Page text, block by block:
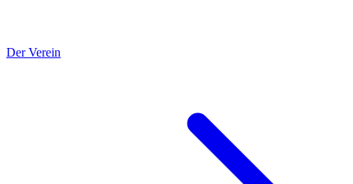
Der Verein